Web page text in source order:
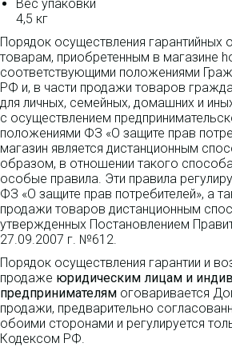
Вес упаковки
4,5 кг
Порядок осуществления гарантийных
товарам, приобретенным в магазине
соответствующими положениями
РФ и, в части продажи товаров
для личных, семейных, домашних и
с осуществлением
положениями ФЗ «О защите прав
магазин является дистанционным
образом, в отношении такого
особые правила. Эти правила
ФЗ «О защите прав потребителей», а
продажи товаров дистанционным
утвержденных Постановлением
27.09.2007 г. №612.
Порядок осуществления гарантии и
продаже юридическим лицам и
предпринимателям оговаривается
продажи, предварительно
обоими сторонами и регулируется
Кодексом РФ.